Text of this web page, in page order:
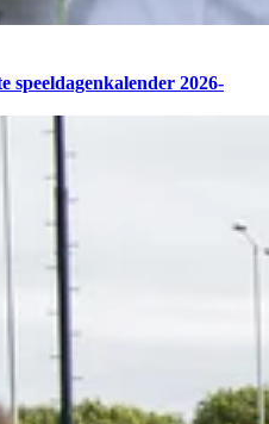
speeldagenkalender 2026-